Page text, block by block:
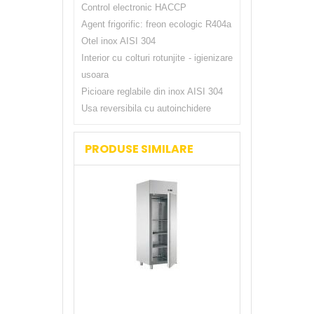
Control electronic HACCP
Agent frigorific: freon ecologic R404a
Otel inox AISI 304
Interior cu colturi rotunjite - igienizare
usoara
Picioare reglabile din inox AISI 304
Usa reversibila cu autoinchidere
PRODUSE SIMILARE